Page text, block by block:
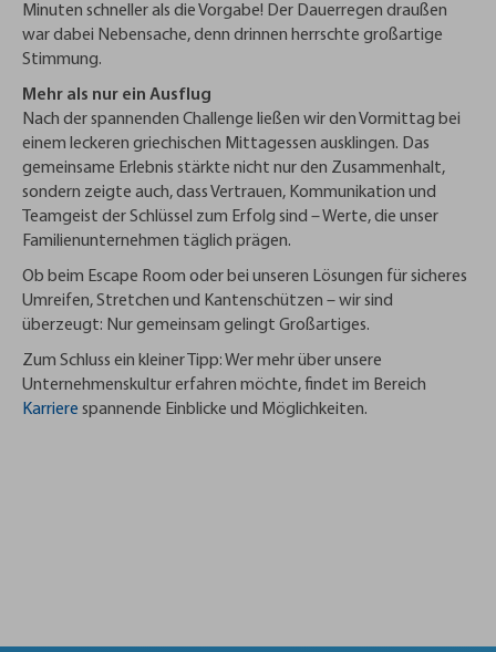
Minuten schneller als die Vorgabe! Der Dauerregen draußen
war dabei Nebensache, denn drinnen herrschte großartige
Stimmung.
Mehr als nur ein Ausflug
Nach der spannenden Challenge ließen wir den Vormittag bei
einem leckeren griechischen Mittagessen ausklingen. Das
gemeinsame Erlebnis stärkte nicht nur den Zusammenhalt,
sondern zeigte auch, dass Vertrauen, Kommunikation und
Teamgeist der Schlüssel zum Erfolg sind – Werte, die unser
Familienunternehmen täglich prägen.
Ob beim Escape Room oder bei unseren Lösungen für sicheres
Umreifen, Stretchen und Kantenschützen – wir sind
überzeugt: Nur gemeinsam gelingt Großartiges.
Zum Schluss ein kleiner Tipp: Wer mehr über unsere
Unternehmenskultur erfahren möchte, findet im Bereich
Karriere spannende Einblicke und Möglichkeiten.